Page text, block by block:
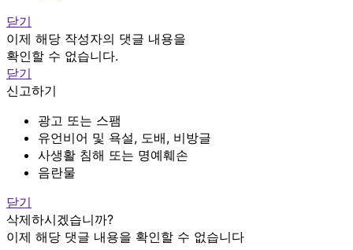
닫기
이제 해당 작성자의 댓글 내용을
확인할 수 없습니다.
닫기
신고하기
광고 또는 스팸
유언비어 및 욕설, 도배, 비방글
사생활 침해 또는 명예훼손
음란물
닫기
삭제하시겠습니까?
이제 해당 댓글 내용을 확인할 수 없습니다